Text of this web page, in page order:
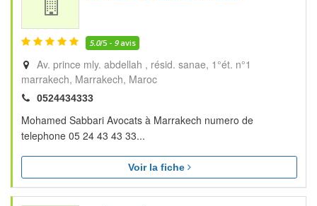
5.0/5 - 9avis
Av. prince mly. abdellah , résid. sanae, 1°ét. n°1
marrakech Marrakech Maroc
0524434333
Mohamed Sabbari Avocats à Marrakech numero de
telephone 05 24 43 43 33...
Voir la fiche